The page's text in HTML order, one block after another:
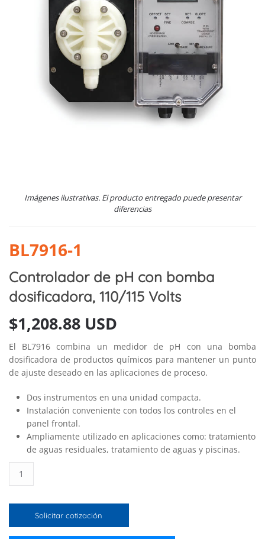
Imágenes ilustrativas. El producto entregado puede presentar
diferencias
BL7916-1
Controlador de pH con bomba
dosificadora, 110/115 Volts
$1,208.88 USD
El BL7916 combina un medidor de pH con una bomba
dosificadora de productos químicos para mantener un punto
de ajuste deseado en las aplicaciones de proceso.
Dos instrumentos en una unidad compacta.
Instalación conveniente con todos los controles en el
panel frontal.
Ampliamente utilizado en aplicaciones como: tratamiento
de aguas residuales, tratamiento de aguas y piscinas.
con
bombaSolicitar cotización